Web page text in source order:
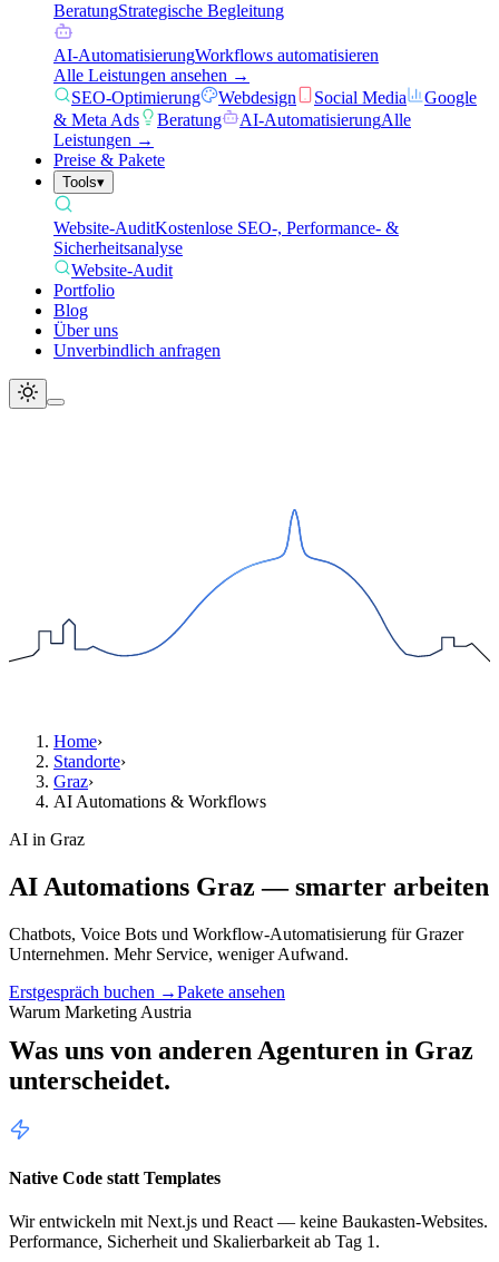
BeratungStrategische Begleitung
AI-AutomatisierungWorkflows automatisieren
Alle Leistungen ansehen →
SEO-Optimierung
Webdesign Social Media
Google
& Meta Ads
Beratung AI-AutomatisierungAlle
Leistungen →
Preise & Pakete
Tools▾
Website-AuditKostenlose SEO-, Performance- &
Sicherheitsanalyse
Website-Audit
Portfolio
Blog
Über uns
Unverbindlich anfragen
Home›
Standorte›
Graz›
AI Automations & Workflows
AI in Graz
AI Automations Graz — smarter arbeiten
Chatbots, Voice Bots und Workflow-Automatisierung für Grazer
Unternehmen. Mehr Service, weniger Aufwand.
Erstgespräch buchen →Pakete ansehen
Warum Marketing Austria
Was uns von anderen Agenturen in Graz
unterscheidet.
Native Code statt Templates
Wir entwickeln mit Next.js und React — keine Baukasten-Websites.
Performance, Sicherheit und Skalierbarkeit ab Tag 1.